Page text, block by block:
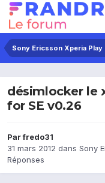
désimlocker le
for SE v0.26
Parfredo31
31 mars 2012 dans Sony
Réponses